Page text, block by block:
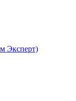
Эксперт)